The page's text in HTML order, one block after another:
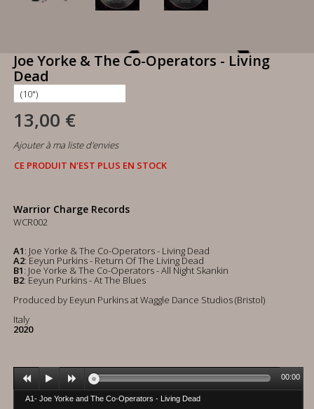
Joe Yorke & The Co-Operators - Living
Dead
13,00 €
Ajouter à ma liste d'envies
CE PRODUIT N'EST PLUS EN STOCK
Warrior Charge Records
WCR002
A1: Joe Yorke & The Co-Operators - Living Dead
A2: Eeyun Purkins - Return Of The Living Dead
B1: Joe Yorke & The Co-Operators - All Night Skankin
B2: Eeyun Purkins - At The Blues
Produced by Eeyun Purkins at Waggle Dance Studios (Bristol)
Italy
2020
A1- Joe Yorke and The Co-Operators - Living Dead
00:00